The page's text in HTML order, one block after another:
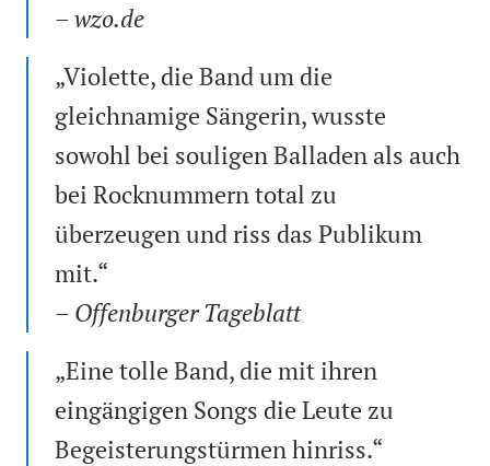
– wzo.de
„Violette, die Band um die
gleichnamige Sängerin, wusste
sowohl bei souligen Balladen als auch
bei Rocknummern total zu
überzeugen und riss das Publikum
mit.“
– Offenburger Tageblatt
„Eine tolle Band, die mit ihren
eingängigen Songs die Leute zu
Begeisterungstürmen hinriss.“